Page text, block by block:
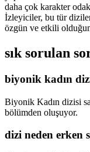
daha çok karakter
İzleyiciler, bu tür
özgün ve etkili
sık sorulan
biyonik kadın
Biyonik Kadın dizisi
bölümden oluşuyor.
dizi neden erken